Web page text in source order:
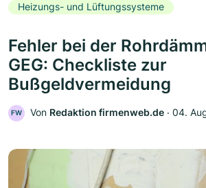
Heizungs- und Lüftungssysteme
Fehler bei der
GEG: Checkliste zur
Bußgeldvermeidung
FW Von Redaktion firmenweb.de ‧ 04.